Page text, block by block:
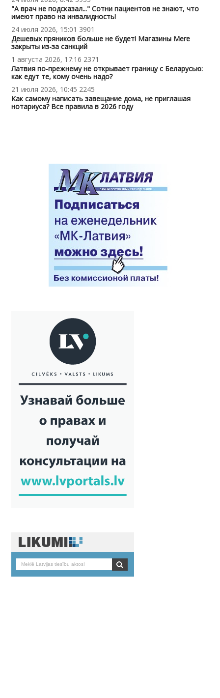
"А врач не подсказал..." Сотни пациентов не знают, что
имеют право на инвалидность!
24 июля 2026, 15:01 3901
Дешевых пряников больше не будет! Магазины Mere
закрыты из-за санкций
1 августа 2026, 17:16 2371
Латвия по-прежнему не открывает границу с Беларусью:
как едут те, кому очень надо?
21 июля 2026, 10:45 2245
Как самому написать завещание дома, не приглашая
нотариуса? Все правила в 2026 году